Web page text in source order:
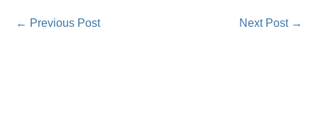
← Previous Post Next Post →